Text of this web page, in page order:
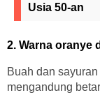
Usia 50-an
2. Warna oranye
Buah dan
mengandung